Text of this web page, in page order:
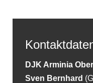
DJK Arminia
Sven Bernhard